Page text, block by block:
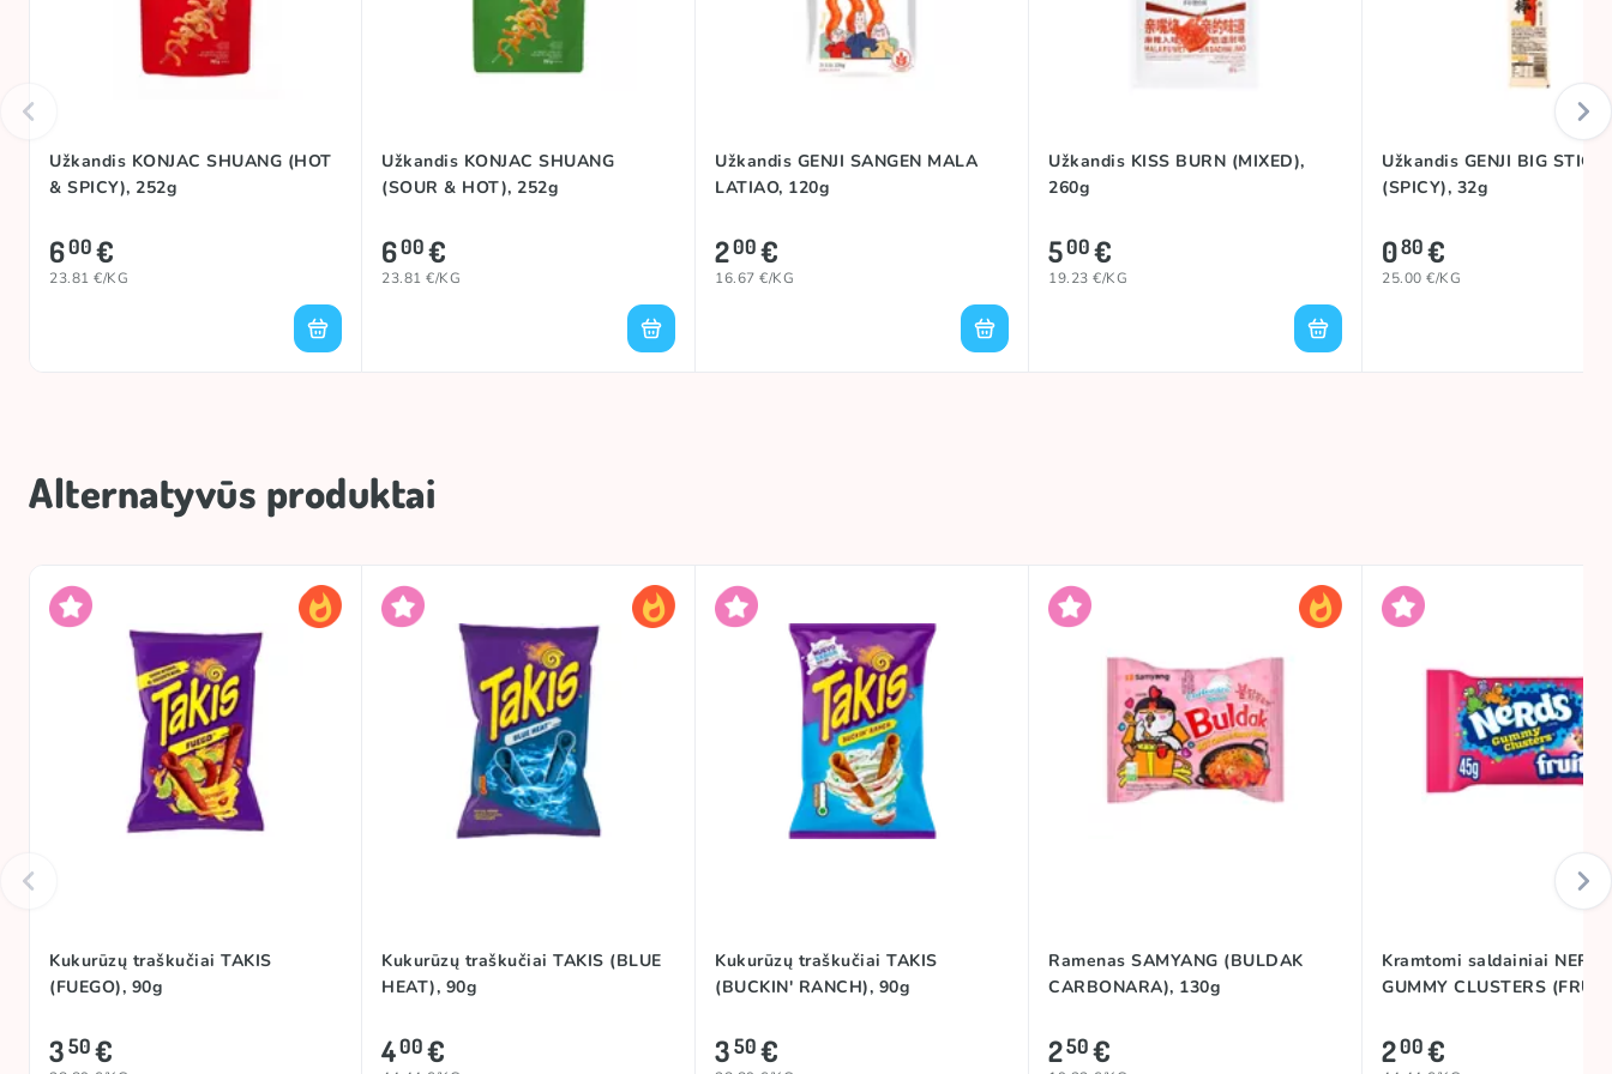
Kilmės šalis
Prekės ženklas
Užkandis KONJAC SHUANG (HOT
& SPICY), 252g
600€
23.81 €/KG
Užkandis KONJAC SHUANG
(SOUR & HOT), 252g
600€
23.81 €/KG
Užkandis GENJI SANGEN MALA
LATIAO, 120g
200€
16.67 €/KG
Užkandis KISS BURN (MIXED),
260g
500€
19.23 €/KG
Užkandis GENJI BIG STICK
(SPICY), 32g
080€
25.00 €/KG
Alternatyvūs produktai
Kukurūzų traškučiai TAKIS
(FUEGO), 90g
350€
Kukurūzų traškučiai TAKIS (BLUE
HEAT), 90g
400€
Kukurūzų traškučiai TAKIS
(BUCKIN' RANCH), 90g
350€
Ramenas SAMYANG (BULDAK
CARBONARA), 130g
250€
Kramtomi saldainiai
GUMMY CLUSTERS
200€